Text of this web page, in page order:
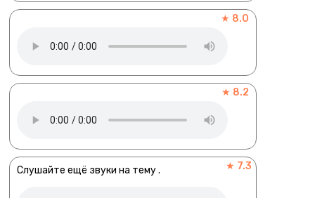
★ 8.0
★ 8.2
Слушайте ещё звуки на тему . ★ 7.3